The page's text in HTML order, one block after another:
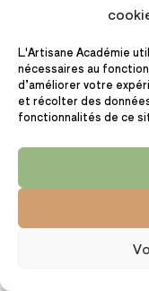
L'Artisane Académie
nécessaires au
d’améliorer votre
et récolter des
fonctionnalités de ce
langages
base de
Quand tu
d’autres
n’est
mais de
En plus,